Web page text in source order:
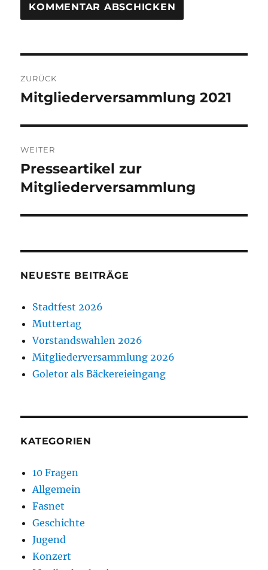
ZURÜCK
Vorheriger
Mitgliederversammlung 2021
WEITER
Nächster
Beitrag:
Presseartikel zur
Mitgliederversammlung
NEUESTE BEITRÄGE
Stadtfest 2026
Muttertag
Vorstandswahlen 2026
Mitgliederversammlung 2026
Goletor als Bäckereieingang
KATEGORIEN
10 Fragen
Allgemein
Fasnet
Geschichte
Jugend
Konzert